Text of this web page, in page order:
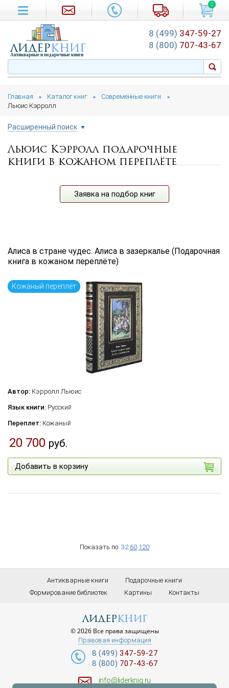
Главная » Каталог книг » Современные книги »
Льюис Кэрролл
Расширенный поиск
Цена руб.
от
до
...
по дате поступления (новинки)
Льюис Кэрролл подарочные
книги в кожаном переплёте
Заявка на подбор книг
Алиса в стране чудес. Алиса в зазеркалье (Подарочная
книга в кожаном переплёте)
Кожаный переплёт
Автор: Кэрролл Льюис
Язык книги: Русский
Переплет: Кожаный
20 700 руб.
Добавить в корзину
Показать по: 32 60 120
0
лидеркниг
Антикварные и подарочные книги
8 (499) 347-59-27
8 (800) 707-43-67
Антикварные книги
Подарочные книги
Формирование библиотек
Картины Контакты
лидеркниг
© 2026 Все права защищены
Правовая информация
8 (499) 347-59-27
8 (800) 707-43-67
info@liderknig.ru